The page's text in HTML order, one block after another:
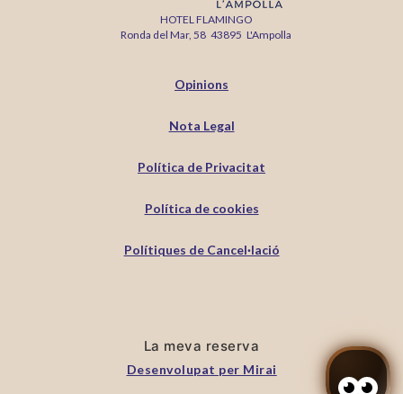
HOTEL FLAMINGO
Ronda del Mar, 58 43895 L'Ampolla
Opinions
Nota Legal
Política de Privacitat
Política de cookies
Polítiques de Cancel·lació
La meva reserva
Desenvolupat per Mirai